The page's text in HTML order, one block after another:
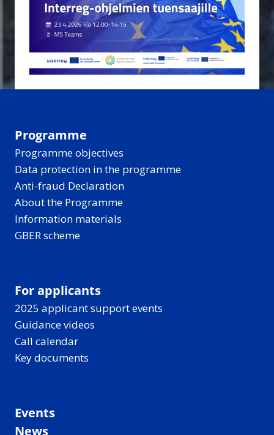
Programme
Programme objectives
Data protection in the programme
Anti-fraud Declaration
About the Programme
Information materials
GBER scheme
For applicants
2025 applicant support events
Guidance videos
Call calendar
Key documents
Events
News